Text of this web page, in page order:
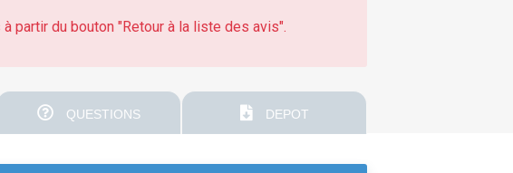
partir du bouton "Retour à la liste des avis".
QUESTIONS DEPOT